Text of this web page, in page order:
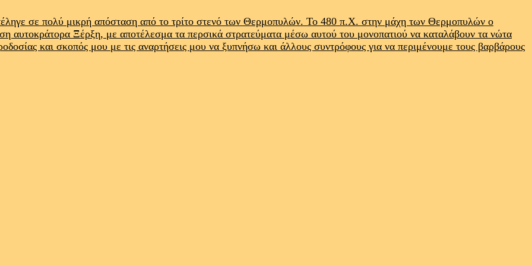
σε πολύ μικρή απόσταση από το τρίτο στενό των Θερμοπυλών. Το 480 π.Χ. στην μάχη των Θερμοπυλών ο
αυτοκράτορα Ξέρξη, με αποτέλεσμα τα περσικά στρατεύματα μέσω αυτού του μονοπατιού να καταλάβουν τα νώτα
και σκοπός μου με τις αναρτήσεις μου να ξυπνήσω και άλλους συντρόφους για να περιμένουμε τους βαρβάρους